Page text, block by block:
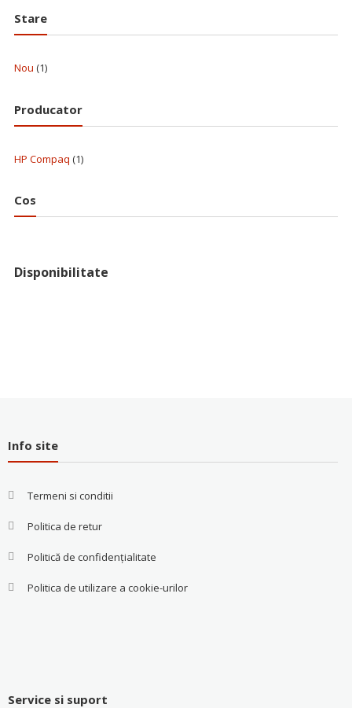
Stare
Nou (1)
Producator
HP Compaq (1)
Cos
Disponibilitate
Info site
Termeni si conditii
Politica de retur
Politică de confidențialitate
Politica de utilizare a cookie-urilor
Service si suport